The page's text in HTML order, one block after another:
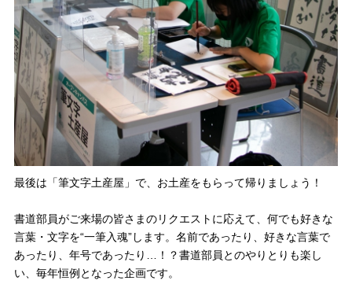
最後は「筆文字土産屋」で、お土産をもらって帰りましょう！
書道部員がご来場の皆さまのリクエストに応えて、何でも好きな
言葉・文字を“一筆入魂”します。名前であったり、好きな言葉で
あったり、年号であったり…！？書道部員とのやりとりも楽し
い、毎年恒例となった企画です。